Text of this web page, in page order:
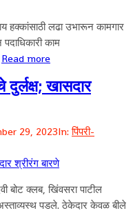
हक्कांसाठी लढा उभारून कामगार
काम
Read more
दुर्लक्ष; खासदार
29, 2023In:पिंपरी-
बोट क्लब, खिंवसरा पाटील
पडले. ठेकेदार केवळ बीले